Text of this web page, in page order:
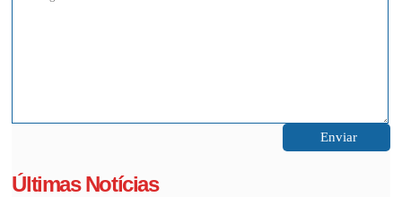
Últimas Notícias